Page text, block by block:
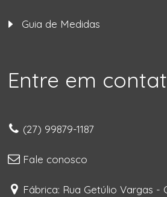
Guia de Medidas
Entre em
(27) 99879-1187
Fale conosco
Fábrica: Rua Getúlio Vargas -